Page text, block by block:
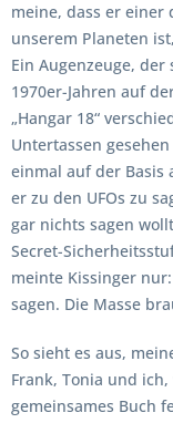
meine, dass er einer
unserem Planeten
Ein Augenzeuge,
1970er-Jahren auf
„Hangar 18“
Untertassen
einmal auf der Basis
er zu den UFOs zu
gar nichts sagen
Secret-
meinte Kissinger
sagen. Die Masse
So sieht es aus,
Frank, Tonia und
gemeinsames Buch